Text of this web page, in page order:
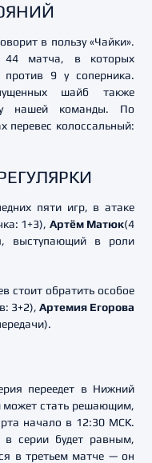
в пользу «Чайки».
44 матча, в которых
9 у соперника.
шайб также
нашей команды. По
перевес колоссальный:
пяти игр, в атаке
1+3), Артём Матюк(4
, выступающий в роли
стоит обратить особое
3+2), Артемия Егорова
переедет в Нижний
может стать решающим,
начало в 12:30 МСК.
в серии будет равным,
в третьем матче — он